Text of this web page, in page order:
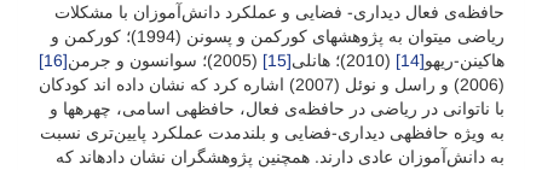
حافظه‌ی فعال دیداری- فضایی و عملکرد دانش‌آموزان با مشکلات
ریاضی می­توان به پژوهش­های کورکمن و پسونن (1994)؛ کورکمن و
هاکینن-ریهو[14] (2010)؛ هانلی [15] (2005)؛ سوانسون و جرمن
[16]
(2006) و راسل و نوئل (2007) اشاره کرد که نشان داده اند کودکان
با ناتوانی در ریاضی در حافظه‌ی فعال، حافظه­ی اسامی، چهره­ها و
به ویژه حافظه­ی دیداری-فضایی و بلندمدت عملکرد پایین‌تری نسبت
به دانش‌آموزان عادی دارند. همچنین پژوهشگران نشان داده­اند که